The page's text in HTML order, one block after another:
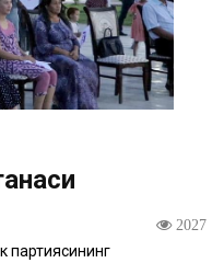
2027
партиясининг